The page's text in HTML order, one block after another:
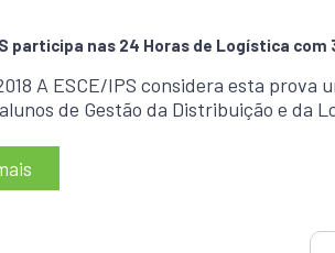
participa nas 24 Horas de Logística com
A ESCE/IPS considera esta prova
de Gestão da Distribuição e da